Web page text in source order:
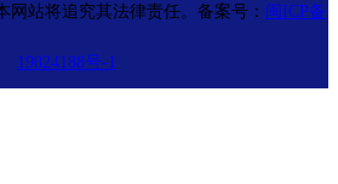
网站将追究其法律责任。备案号： 闽ICP备
19024188号-1